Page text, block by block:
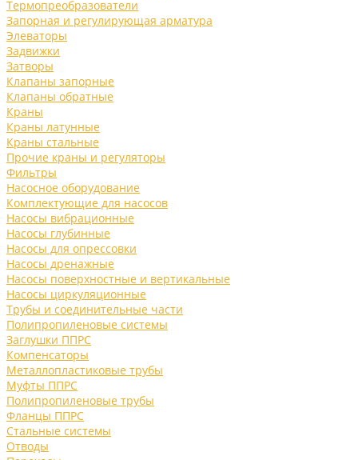
Термопреобразователи
Запорная и регулирующая арматура
Элеваторы
Задвижки
Затворы
Клапаны запорные
Клапаны обратные
Краны
Краны латунные
Краны стальные
Прочие краны и регуляторы
Фильтры
Насосное оборудование
Комплектующие для насосов
Насосы вибрационные
Насосы глубинные
Насосы для опрессовки
Насосы дренажные
Насосы поверхностные и вертикальные
Насосы циркуляционные
Трубы и соединительные части
Полипропиленовые системы
Заглушки ППРС
Компенсаторы
Металлопластиковые трубы
Муфты ППРС
Полипропиленовые трубы
Фланцы ППРС
Стальные системы
Отводы